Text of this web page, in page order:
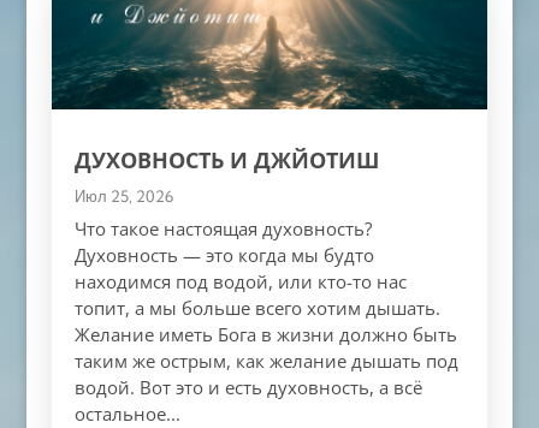
ДУХОВНОСТЬ И ДЖЙОТИШ
Июл 25, 2026
Что такое настоящая духовность?
Духовность — это когда мы будто
находимся под водой, или кто-то нас
топит, а мы больше всего хотим дышать.
Желание иметь Бога в жизни должно быть
таким же острым, как желание дышать под
водой. Вот это и есть духовность, а всё
остальное...